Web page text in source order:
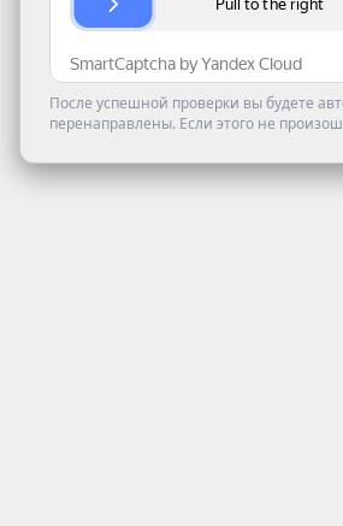
После успешной проверки вы будете
перенаправлены. Если этого не